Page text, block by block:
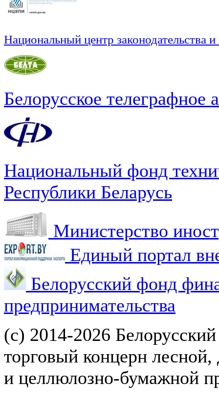
Национальный центр законодательства
Белорусское телеграфное
Национальный фонд
Республики Беларусь
Министерство
Единый портал
Белорусский фонд
предпринимательства
(с) 2014-2026
торговый концерн
и целлюлозно-бумажной